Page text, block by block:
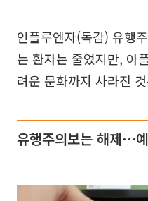
인플루엔자(독감) 유행
는 환자는 줄었지만, 아
려운 문화까지 사라진
유행주의보는 해제⋯